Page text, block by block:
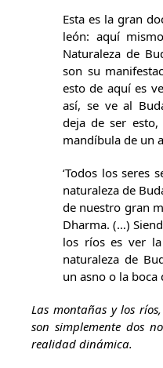
Esta es la gran
león: aquí
Naturaleza de
son su
esto de aquí es
así, se ve al
deja de ser
mandíbula de un
‘Todos los seres
naturaleza de
de nuestro gran
Dharma. (…)
los ríos es ver
naturaleza de
un asno o la boca
Las montañas y los
son simplemente dos
realidad dinámica.